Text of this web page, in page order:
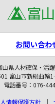
山県人材確保・活
富山市新総曲輪
電話番号：076-
情報保護方針
お問い合わ